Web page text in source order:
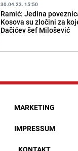
30.04.23. 15:50
Ramić: Jedina
Kosova su zločini za
Dačićev šef Milošević
MARKETING
IMPRESSUM